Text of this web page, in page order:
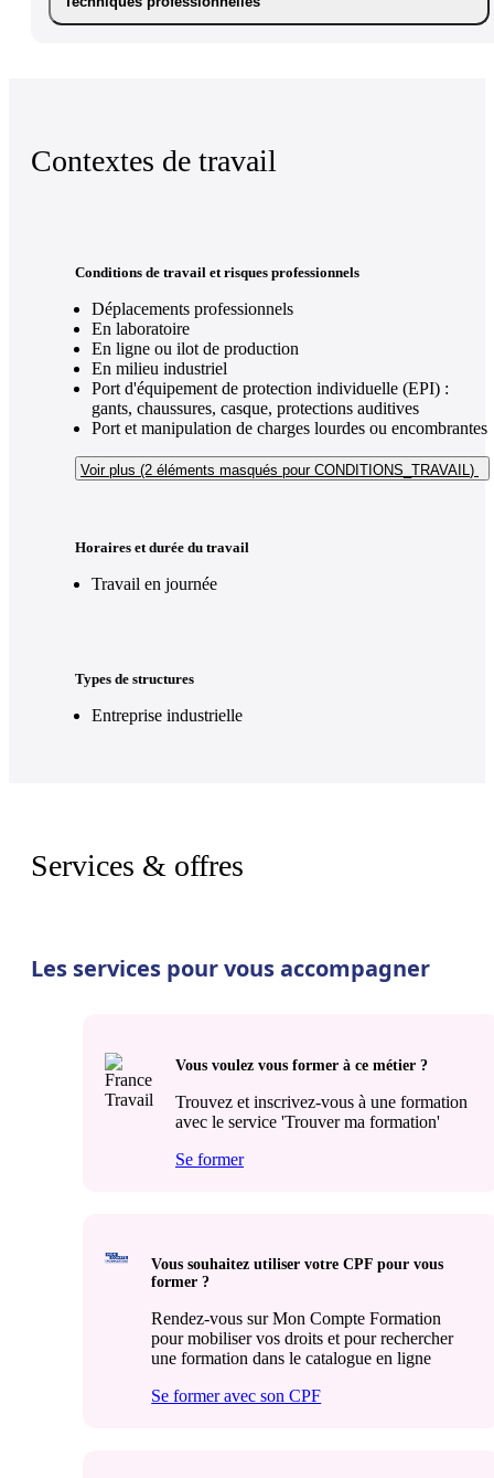
Contextes de travail
Conditions de travail et risques professionnels
Déplacements professionnels
En laboratoire
En ligne ou ilot de production
En milieu industriel
Port d'équipement de protection individuelle (EPI) :
gants, chaussures, casque, protections auditives
Port et manipulation de charges lourdes ou encombrantes
Voir plus (2 éléments masqués pour CONDITIONS_TRAVAIL )
Horaires et durée du travail
Travail en journée
Types de structures
Entreprise industrielle
Services & offres
Les services pour vous accompagner
Vous voulez vous former à ce métier ?
Trouvez et inscrivez-vous à une formation
avec le service 'Trouver ma formation'
Se former
Vous souhaitez utiliser votre CPF pour vous
former ?
Rendez-vous sur Mon Compte Formation
pour mobiliser vos droits et pour rechercher
une formation dans le catalogue en ligne
Se former avec son CPF